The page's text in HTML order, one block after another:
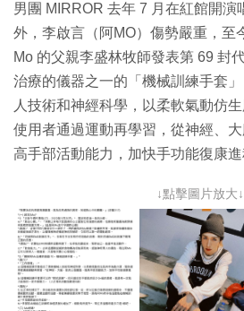
男團 MIRROR 去年 7 月在紅館開演
外，李啟言（阿MO）傷勢嚴重，至
Mo 的父親李盛林牧師發表第 69 封
治療的儀器之一的「機械訓練手套
人技術和神經科學，以柔軟氣動仿
使用者通過運動再學習，從神經、
高手部活動能力，加快手功能復康進
↓點擊圖片放大↓